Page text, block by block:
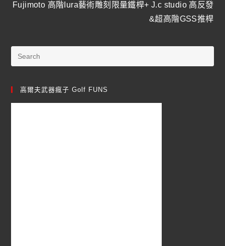
Fujimoto 高階Iura藝術雕刻限量鐵桿+ J.c studio 高反發
&超高階GSS推桿
高爾夫武器瘋子 Golf FUNS